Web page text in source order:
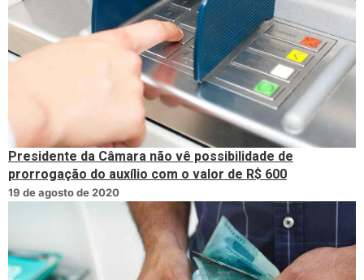
Presidente da Câmara não vê possibilidade de
prorrogação do auxílio com o valor de R$ 600
19 de agosto de 2020